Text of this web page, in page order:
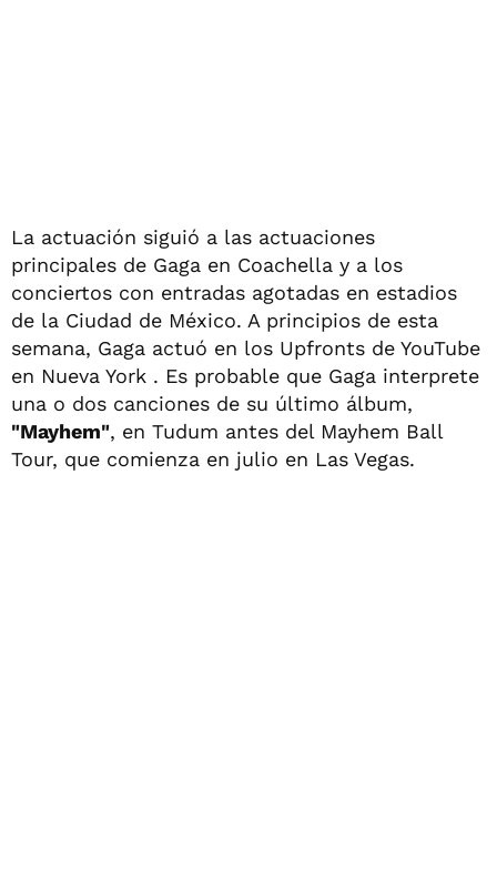
La actuación siguió a las actuaciones
principales de Gaga en Coachella y a los
conciertos con entradas agotadas en estadios
de la Ciudad de México. A principios de esta
semana, Gaga actuó en los Upfronts de YouTube
en Nueva York . Es probable que Gaga interprete
una o dos canciones de su último álbum,
"Mayhem", en Tudum antes del Mayhem Ball
Tour, que comienza en julio en Las Vegas.